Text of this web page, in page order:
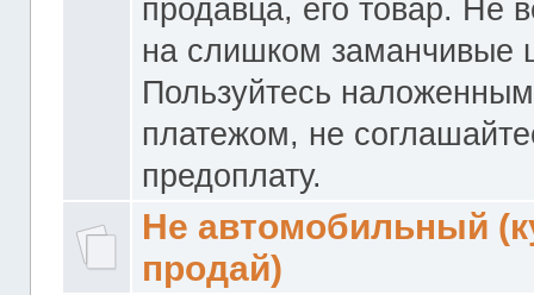
продавца, его товар. Не
на слишком заманчивые
Пользуйтесь наложенным
платежом, не
предоплату.
Не автомобильный
продай)